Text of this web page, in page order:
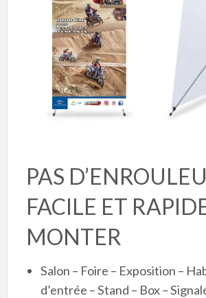
PAS
FACILE ET
MONTER
Salon – Foire – Exposition –
d’entrée – Stand – Box –